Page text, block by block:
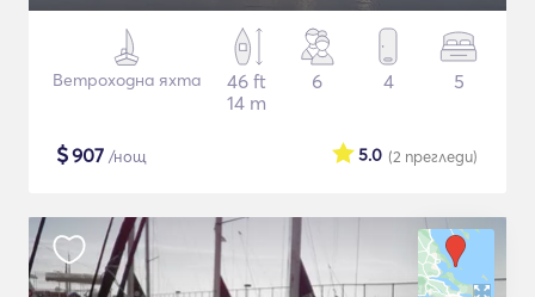
Ветроходна яхта
46 ft
14 m
6 4 5
$907 /нощ (2 прегледи)
5.0